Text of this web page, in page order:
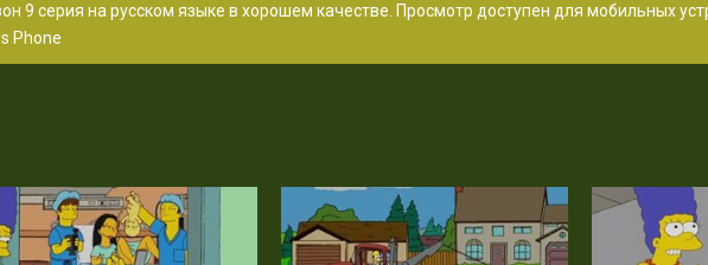
9 серия на русском языке в хорошем качестве. Просмотр доступен для мобильных
Phone